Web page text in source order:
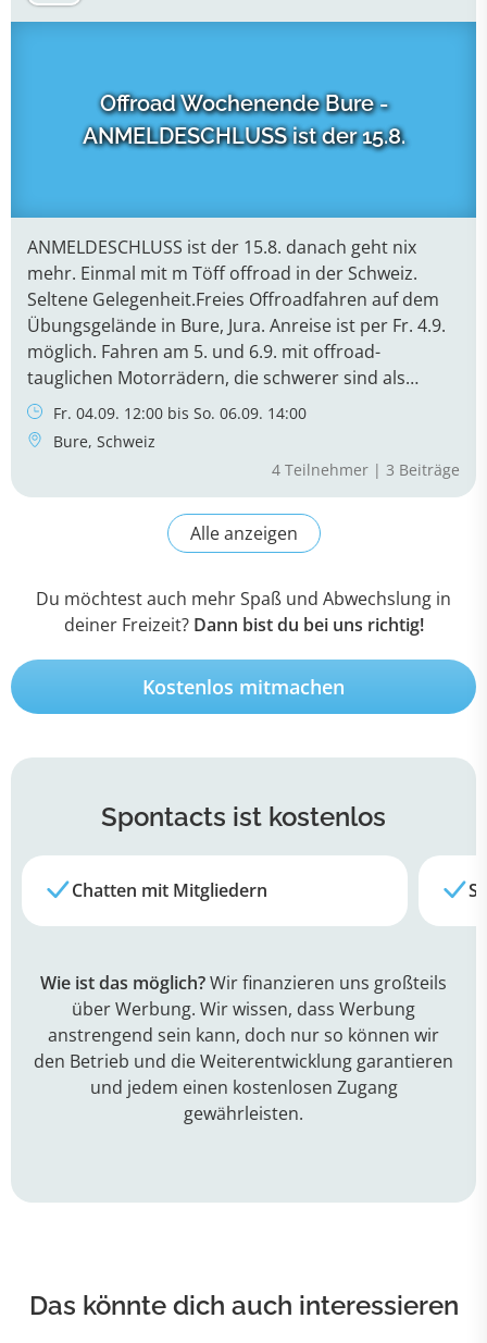
Du möchtest auch mehr Spaß und Abwechslung in
deiner Freizeit? Dann bist du bei uns richtig!
Kostenlos mitmachen
Spontacts ist kostenlos
Chatten mit Mitgliedern
Wie ist das möglich?Wir finanzieren uns großteils
über Werbung. Wir wissen, dass Werbung
anstrengend sein kann, doch nur so können wir
den Betrieb und die Weiterentwicklung garantieren
und jedem einen kostenlosen Zugang
gewährleisten.
Das könnte dich auch interessieren